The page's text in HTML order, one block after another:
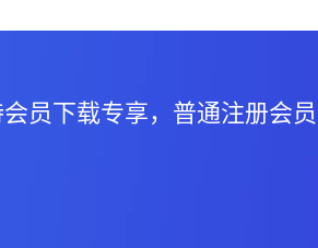
员下载专享，普通注册会